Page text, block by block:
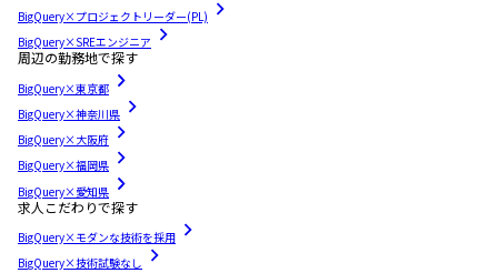
BigQuery×プロジェクトリーダー(PL)
BigQuery×SREエンジニア
周辺の勤務地で探す
BigQuery×東京都
BigQuery×神奈川県
BigQuery×大阪府
BigQuery×福岡県
BigQuery×愛知県
求人こだわりで探す
BigQuery×モダンな技術を採用
BigQuery×技術試験なし